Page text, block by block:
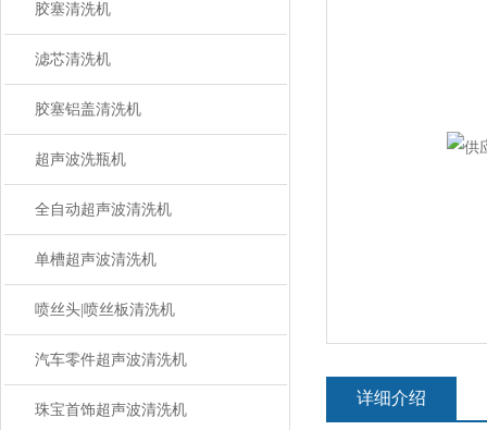
胶塞清洗机
滤芯清洗机
胶塞铝盖清洗机
超声波洗瓶机
全自动超声波清洗机
单槽超声波清洗机
喷丝头|喷丝板清洗机
汽车零件超声波清洗机
珠宝首饰超声波清洗机
详细介绍